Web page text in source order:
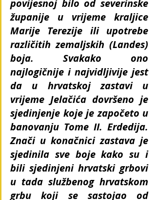
povijesnoj bilo od severinske
županije u vrijeme kraljice
Marije Terezije ili upotrebe
različitih zemaljskih (Landes)
boja. Svakako ono
najlogičnije i najvidljivije jest
da u hrvatskoj zastavi u
vrijeme Jelačića dovršeno je
sjedinjenje koje je započeto u
banovanju Tome II. Erdedija.
Znači u konačnici zastava je
sjedinila sve boje kako su i
bili sjedinjeni hrvatski grbovi
u tada službenog hrvatskom
grbu koji se sastojao od